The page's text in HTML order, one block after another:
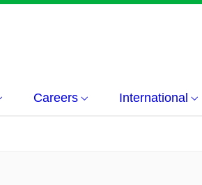
Careers International